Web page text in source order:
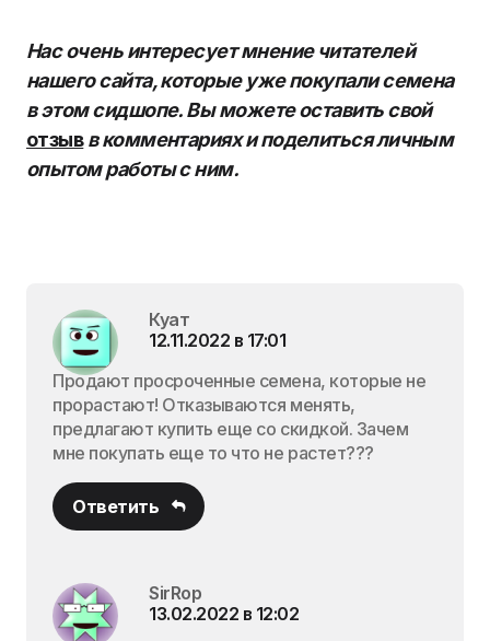
Нас очень интересует мнение читателей
нашего сайта, которые уже покупали семена
в этом сидшопе. Вы можете оставить свой
отзывв комментариях и поделиться личным
опытом работы с ним.
Куат
12.11.2022 в 17:01
Продают просроченные семена, которые не
прорастают! Отказываются менять,
предлагают купить еще со скидкой. Зачем
мне покупать еще то что не растет???
Ответить
SirRop
13.02.2022 в 12:02